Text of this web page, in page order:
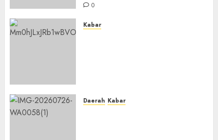
0
Kabar
Daerah Kabar